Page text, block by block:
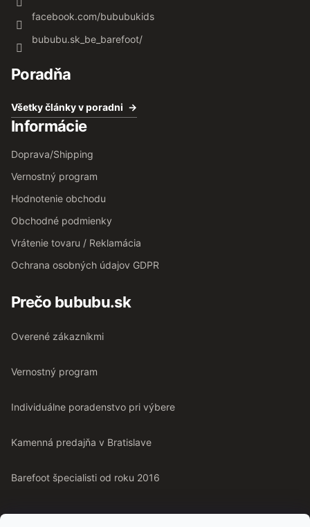
facebook.com/bububukids
bububu.sk_be_barefoot/
Poradňa
Všetky články v poradni
Informácie
Doprava/Shipping
Vernostný program
Hodnotenie obchodu
Obchodné podmienky
Vrátenie tovaru / Reklamácia
Ochrana osobných údajov GDPR
Prečo bububu.sk
Overené zákazníkmi
Vernostný program
Individuálne poradenstvo pri výbere
Kamenná predajňa v Bratislave
Barefoot špecialisti od roku 2016